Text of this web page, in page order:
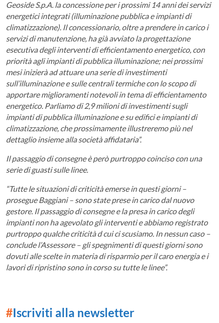
Geoside S.p.A. la concessione per i prossimi 14 anni dei servizi
energetici integrati (illuminazione pubblica e impianti di
climatizzazione). Il concessionario, oltre a prendere in carico i
servizi di manutenzione, ha già avviato la progettazione
esecutiva degli interventi di efficientamento energetico, con
priorità agli impianti di pubblica illuminazione; nei prossimi
mesi inizierà ad attuare una serie di investimenti
sull’illuminazione e sulle centrali termiche con lo scopo di
apportare miglioramenti notevoli in tema di efficientamento
energetico. Parliamo di 2,9 milioni di investimenti sugli
impianti di pubblica illuminazione e su edifici e impianti di
climatizzazione, che prossimamente illustreremo più nel
dettaglio insieme alla società affidataria”.
Il passaggio di consegne è però purtroppo coinciso con una
serie di guasti sulle linee.
“Tutte le situazioni di criticità emerse in questi giorni –
prosegue Baggiani – sono state prese in carico dal nuovo
gestore. Il passaggio di consegne e la presa in carico degli
impianti non ha agevolato gli interventi e abbiamo registrato
purtroppo qualche criticità d cui ci scusiamo. In nessun caso –
conclude l’Assessore – gli spegnimenti di questi giorni sono
dovuti alle scelte in materia di risparmio per il caro energia e i
lavori di ripristino sono in corso su tutte le linee”.
#Iscriviti alla newsletter